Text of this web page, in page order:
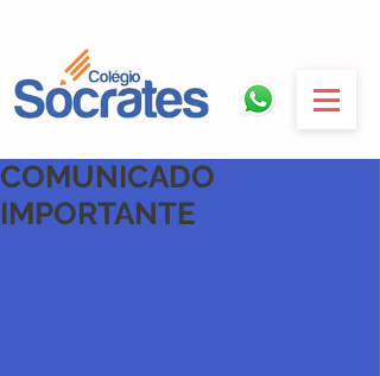
COMUNICADO
IMPORTANTE